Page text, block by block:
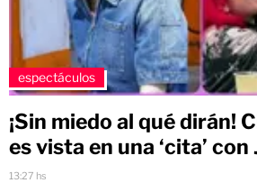
espectáculos
¡Sin miedo al qué dirán!
es vista en una ‘cita’ con
13:27 hs